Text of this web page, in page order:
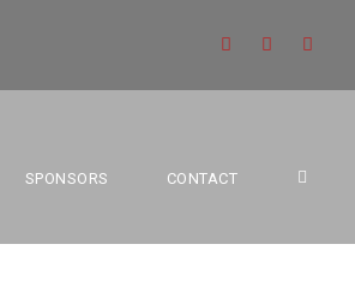
SPONSORS CONTACT